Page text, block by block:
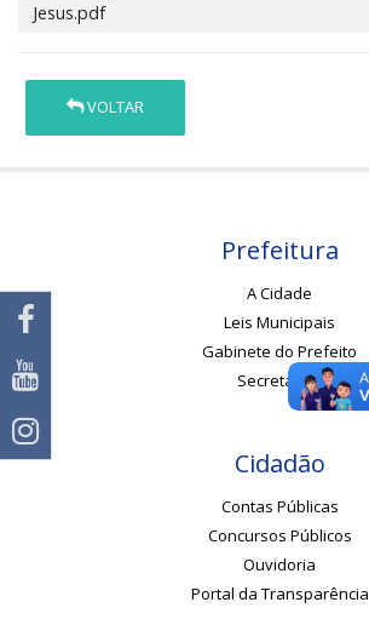
Jesus.pdf
VOLTAR
Prefeitura
A Cidade
Leis Municipais
Gabinete do Prefeito
Secretarias
Cidadão
Contas Públicas
Concursos Públicos
Ouvidoria
Portal da Transparência